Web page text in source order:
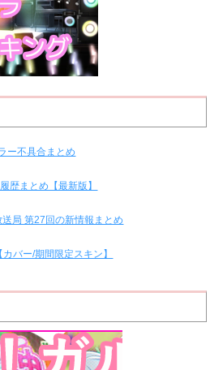
ー不具合まとめ
歴まとめ【最新版】
局 第27回の新情報まとめ
バー/期間限定スキン】